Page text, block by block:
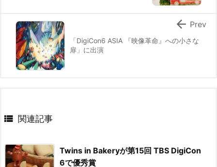
「DigiCon6 ASIA 『映像革命』への小さな
扉」に出演
 Prev
 関連記事
Twins in Bakeryが第15回 TBS DigiCon
6で優秀賞